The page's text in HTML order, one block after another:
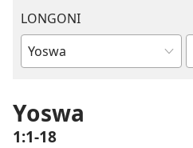
LONGONI
Buku
M'Bayibolu
Yoswa
1:1-18